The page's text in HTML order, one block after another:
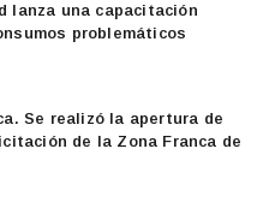
lanza una capacitación
problemáticos
Se realizó la apertura de
de la Zona Franca de